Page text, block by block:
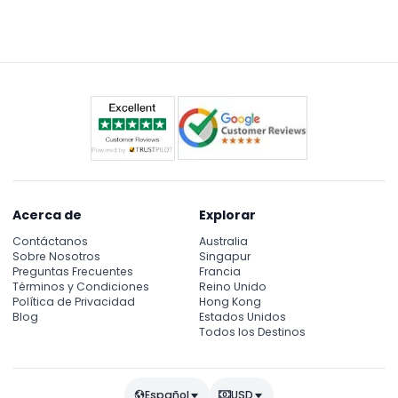
Acerca de
Contáctanos
Sobre Nosotros
Preguntas Frecuentes
Términos y Condiciones
Política de Privacidad
Blog
Explorar
Australia
Singapur
Francia
Reino Unido
Hong Kong
Estados Unidos
Todos los Destinos
Español USD